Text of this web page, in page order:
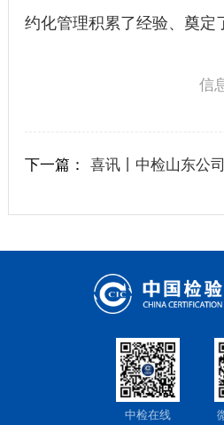
约化管理积累了经验、奠定
信
下一篇：
中检在线